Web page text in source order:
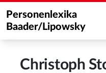
Personenlexika
Baader/Lipowsky
Christoph